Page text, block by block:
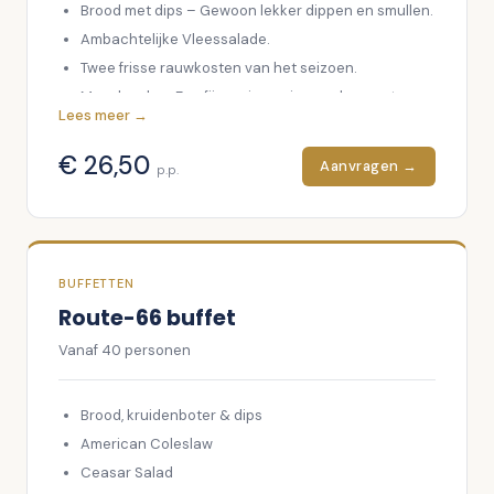
Brood met dips – Gewoon lekker dippen en smullen.
Ambachtelijke Vleessalade.
Twee frisse rauwkosten van het seizoen.
Mesclunsla – Een fijne mix van jonge sla-soorten.
Rosbief – Met rucola, spekjes en een pittige
Gerookte Visspecialiteiten van Wennekes – Twee
gegratineerde mozzerella
Korean chicken paksoi
Scampi Wokschotel – Met verse groentes en zoete
En natuurlijk… Friet!
Lees meer →
€ 26,50 p.p. Aanvragen →
BUFFETTEN
Route-66 buffet
Vanaf 40 personen
Brood, kruidenboter & dips
American Coleslaw
Ceasar Salad